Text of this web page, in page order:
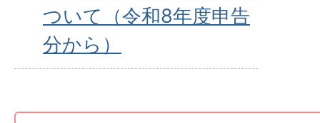
ついて（令和8年度申告
分から）